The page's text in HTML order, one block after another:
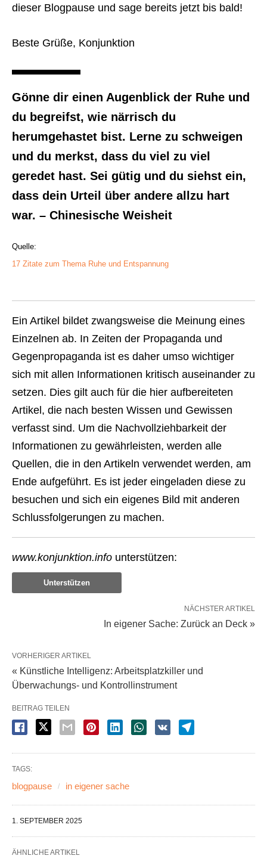
dieser Blogpause und sage bereits jetzt bis bald!
Beste Grüße, Konjunktion
Gönne dir einen Augenblick der Ruhe und
du begreifst, wie närrisch du
herumgehastet bist. Lerne zu schweigen
und du merkst, dass du viel zu viel
geredet hast. Sei gütig und du siehst ein,
dass dein Urteil über andere allzu hart
war. – Chinesische Weisheit
Quelle:
17 Zitate zum Thema Ruhe und Entspannung
Ein Artikel bildet zwangsweise die Meinung eines
Einzelnen ab. In Zeiten der Propaganda und
Gegenpropaganda ist es daher umso wichtiger
sich mit allen Informationen kritisch auseinander zu
setzen. Dies gilt auch für die hier aufbereiteten
Artikel, die nach besten Wissen und Gewissen
verfasst sind. Um die Nachvollziehbarkeit der
Informationen zu gewährleisten, werden alle
Quellen, die in den Artikeln verwendet werden, am
Ende aufgeführt. Es ist jeder eingeladen diese zu
besuchen und sich ein eigenes Bild mit anderen
Schlussfolgerungen zu machen.
www.konjunktion.info unterstützen:
Unterstützen
NÄCHSTER ARTIKEL
In eigener Sache: Zurück an Deck »
VORHERIGER ARTIKEL
« Künstliche Intelligenz: Arbeitsplatzkiller und
Überwachungs- und Kontrollinstrument
BEITRAG TEILEN
TAGS:
blogpause in eigener sache
1. SEPTEMBER 2025
ÄHNLICHE ARTIKEL